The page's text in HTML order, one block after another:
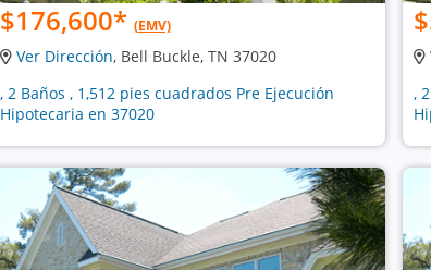
$176,600* (EMV)
Ver Dirección, Bell Buckle, TN 37020
, 2 Baños , 1,512 pies cuadrados Pre Ejecución
Hipotecaria en 37020
,